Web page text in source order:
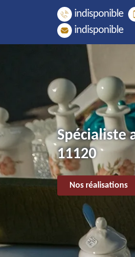
indisponible
indisponible
Spécialiste
11120
Nos réalisations